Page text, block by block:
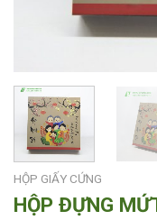
HỘP GIẤY CỨNG
HỘP ĐỰNG